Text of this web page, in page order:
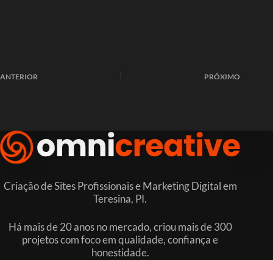
ANTERIOR PRÓXIMO
Criação de Sites Profissionais e Marketing Digital em
Teresina, PI.
Há mais de 20 anos no mercado, criou mais de 300
projetos com foco em qualidade, confiança e
honestidade.